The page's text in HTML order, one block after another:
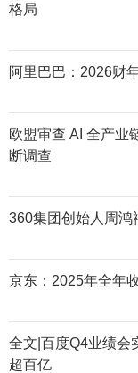
格局
阿里巴巴：2026财
欧盟审查 AI 全产业
断调查
360集团创始人周鸿
京东：2025年全年
全文|百度Q4业绩会
超百亿